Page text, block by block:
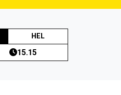
HEL
15.15